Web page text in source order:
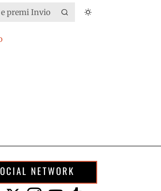
SOCIAL NETWORK